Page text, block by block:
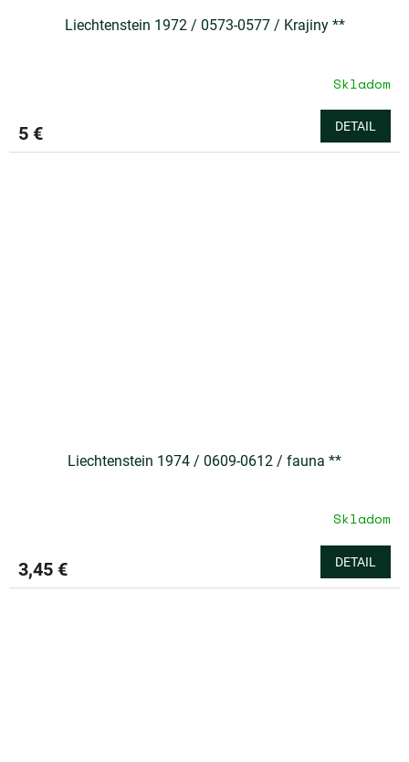
Liechtenstein 1972 / 0573-0577 / Krajiny **
Skladom
5 € DETAIL
Liechtenstein 1974 / 0609-0612 / fauna **
Skladom
3,45 € DETAIL